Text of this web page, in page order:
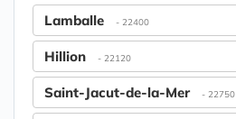
Lamballe - 22400
Hillion - 22120
Saint-Jacut-de-la-Mer - 22750